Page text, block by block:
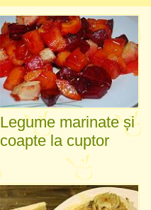
Legume marinate și
coapte la cuptor